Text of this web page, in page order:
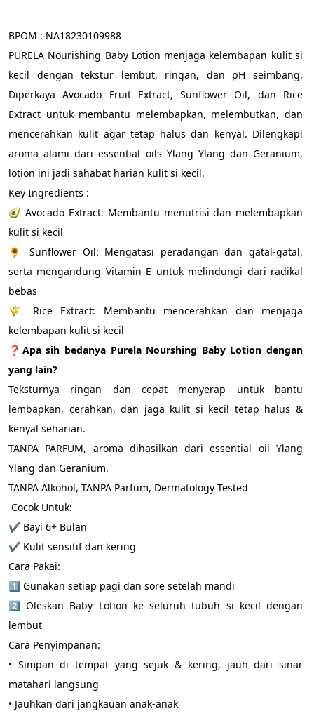
BPOM : NA18230109988
PURELA Nourishing Baby Lotion menjaga kelembapan kulit si
kecil dengan tekstur lembut, ringan, dan pH seimbang.
Diperkaya Avocado Fruit Extract, Sunflower Oil, dan Rice
Extract untuk membantu melembapkan, melembutkan, dan
mencerahkan kulit agar tetap halus dan kenyal. Dilengkapi
aroma alami dari essential oils Ylang Ylang dan Geranium,
lotion ini jadi sahabat harian kulit si kecil.
Key Ingredients :
🥑 Avocado Extract: Membantu menutrisi dan melembapkan
kulit si kecil
🌻 Sunflower Oil: Mengatasi peradangan dan gatal-gatal,
serta mengandung Vitamin E untuk melindungi dari radikal
bebas
🌾 Rice Extract: Membantu mencerahkan dan menjaga
kelembapan kulit si kecil
❓ Apa sih bedanya Purela Nourshing Baby Lotion dengan
yang lain?
Teksturnya ringan dan cepat menyerap untuk bantu
lembapkan, cerahkan, dan jaga kulit si kecil tetap halus &
kenyal seharian.
TANPA PARFUM, aroma dihasilkan dari essential oil Ylang
Ylang dan Geranium.
TANPA Alkohol, TANPA Parfum, Dermatology Tested
Cocok Untuk:
✔️ Bayi 6+ Bulan
✔️ Kulit sensitif dan kering
Cara Pakai:
1️⃣ Gunakan setiap pagi dan sore setelah mandi
2️⃣ Oleskan Baby Lotion ke seluruh tubuh si kecil dengan
lembut
Cara Penyimpanan:
• Simpan di tempat yang sejuk & kering, jauh dari sinar
matahari langsung
• Jauhkan dari jangkauan anak-anak